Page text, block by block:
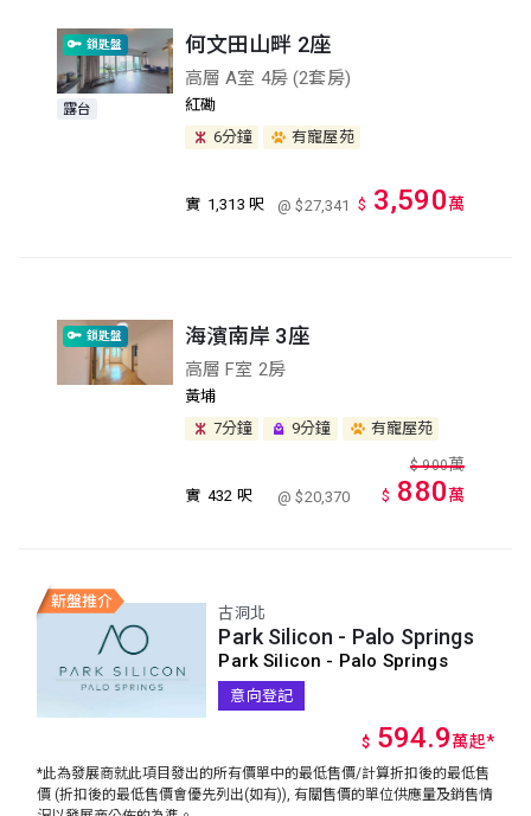
鎖匙盤
露台
何文田山畔 2座
高層 A室 4房 (2套房)
紅磡
6分鐘
有寵屋苑
實 1,313 呎 @ $27,341 $ 3,590萬
鎖匙盤 海濱南岸 3座
高層 F室 2房
黃埔
7分鐘
9分鐘 有寵屋苑
實 432 呎 @ $20,370
$ 900萬
$ 880萬
古洞北
Park Silicon - Palo Springs
Park Silicon - Palo Springs
意向登記
$ 594.9萬起*
*此為發展商就此項目發出的所有價單中的最低售價/計算折扣後的最低售
價 (折扣後的最低售價會優先列出(如有)), 有關售價的單位供應量及銷售情